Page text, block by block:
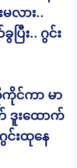
မလား..
ြီး.. ဂွင်း
င်ကာ မာ
ဒူးထောက်
းထုနေ